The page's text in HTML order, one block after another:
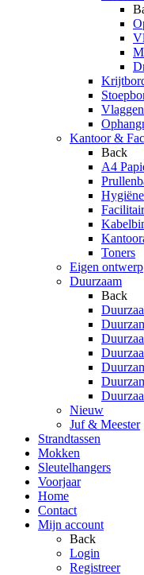
Kantoor &
Back
A4
Hygiëne
Facilitair
Toners
Eigen ontwerp
Duurzaam
Back
Nieuw
Juf & Meester
Strandtassen
Mokken
Sleutelhangers
Voorjaar
Home
Contact
Mijn account
Back
Login
Registreer